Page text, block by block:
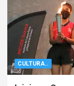
CULTURA..